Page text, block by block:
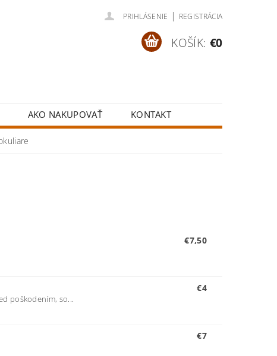
PRIHLÁSENIE | REGISTRÁCIA
KOŠÍK: €0
AKO NAKUPOVAŤ KONTAKT
€7,50
poškodením, so...
€4
€7